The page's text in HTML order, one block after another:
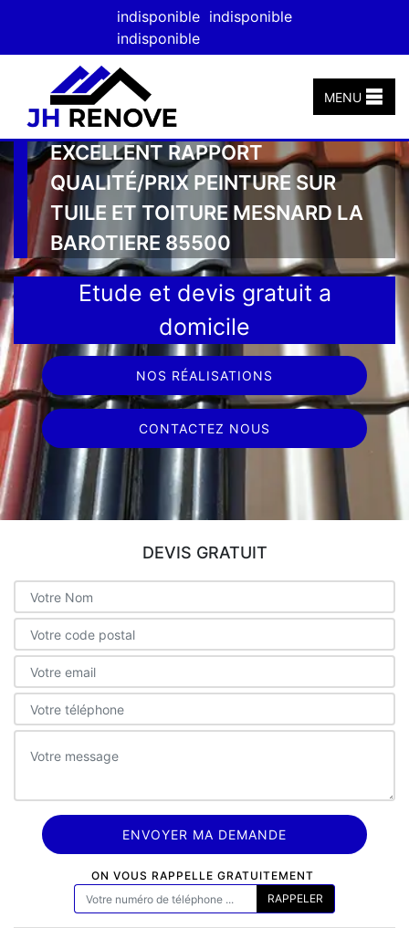
indisponible indisponible
indisponible
MENU
EXCELLENT RAPPORT
QUALITÉ/PRIX PEINTURE SUR
TUILE ET TOITURE MESNARD LA
BAROTIERE 85500
Etude et devis gratuit a
domicile
NOS RÉALISATIONS
CONTACTEZ NOUS
DEVIS GRATUIT
ON VOUS RAPPELLE GRATUITEMENT